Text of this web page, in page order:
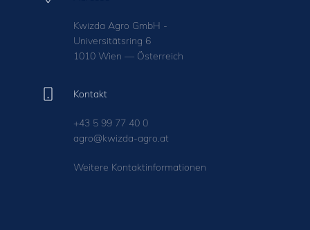
Kwizda Agro GmbH -
Universitätsring 6
1010 Wien — Österreich
Kontakt
+43 5 99 77 40 0
agro@kwizda-agro.at
Weitere Kontaktinformationen